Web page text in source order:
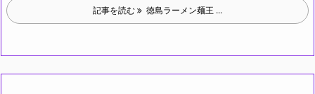
記事を読む 徳島ラーメン麺王 ...